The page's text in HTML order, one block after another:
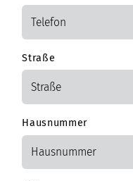
Straße
Hausnummer